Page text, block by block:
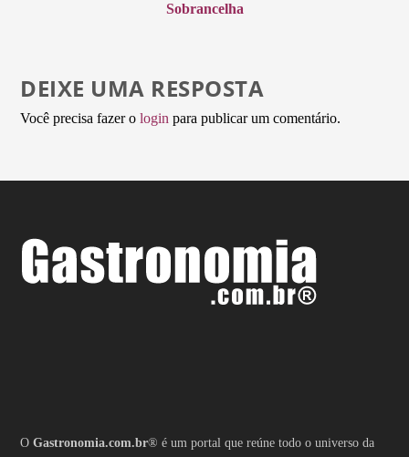
Sobrancelha
DEIXE UMA RESPOSTA
Você precisa fazer ologin para publicar um comentário.
OGastronomia.com.br® é um portal que reúne todo o universo da